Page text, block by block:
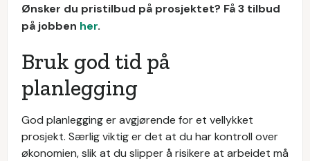
Ønsker du pristilbud på prosjektet? Få 3 tilbud
på jobben her.
Bruk god tid på
planlegging
God planlegging er avgjørende for et vellykket
prosjekt. Særlig viktig er det at du har kontroll over
økonomien, slik at du slipper å risikere at arbeidet må